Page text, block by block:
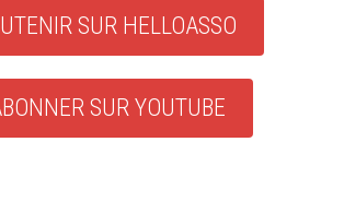
SUR HELLOASSO
SUR YOUTUBE